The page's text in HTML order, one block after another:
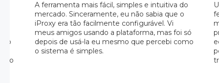
do
A ferramenta mais fácil, simples e intuitiva do
mercado. Sinceramente, eu não sabia que o
iProxy era tão facilmente configurável. Vi
meus amigos usando a plataforma, mas foi só
depois de usá-la eu mesmo que percebi como
o sistema é simples.